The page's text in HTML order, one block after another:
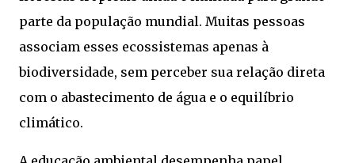
parte da população mundial. Muitas pessoas
associam esses ecossistemas apenas à
biodiversidade, sem perceber sua relação direta
com o abastecimento de água e o equilíbrio
climático.